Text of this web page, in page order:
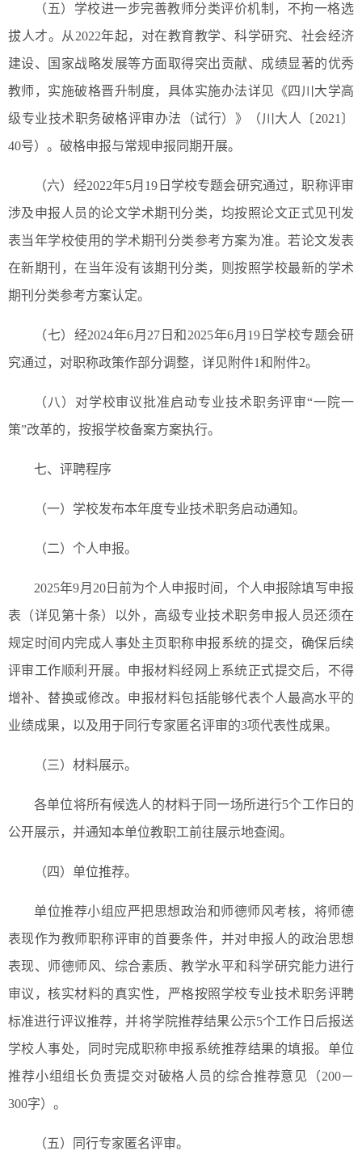
（五）学校进一步完善教师分类评价机制，不拘一格选
拔人才。从2022年起，对在教育教学、科学研究、社会经济
建设、国家战略发展等方面取得突出贡献、成绩显著的优秀
教师，实施破格晋升制度，具体实施办法详见《四川大学高
级专业技术职务破格评审办法（试行）》（川大人〔2021〕
40号）。破格申报与常规申报同期开展。
（六）经2022年5月19日学校专题会研究通过，职称评审
涉及申报人员的论文学术期刊分类，均按照论文正式见刊发
表当年学校使用的学术期刊分类参考方案为准。若论文发表
在新期刊，在当年没有该期刊分类，则按照学校最新的学术
期刊分类参考方案认定。
（七）经2024年6月27日和2025年6月19日学校专题会研
究通过，对职称政策作部分调整，详见附件1和附件2。
（八）对学校审议批准启动专业技术职务评审“一院一
策”改革的，按报学校备案方案执行。
七、评聘程序
（一）学校发布本年度专业技术职务启动通知。
（二）个人申报。
2025年9月20日前为个人申报时间，个人申报除填写申报
表（详见第十条）以外，高级专业技术职务申报人员还须在
规定时间内完成人事处主页职称申报系统的提交，确保后续
评审工作顺利开展。申报材料经网上系统正式提交后，不得
增补、替换或修改。申报材料包括能够代表个人最高水平的
业绩成果，以及用于同行专家匿名评审的3项代表性成果。
（三）材料展示。
各单位将所有候选人的材料于同一场所进行5个工作日的
公开展示，并通知本单位教职工前往展示地查阅。
（四）单位推荐。
单位推荐小组应严把思想政治和师德师风考核，将师德
表现作为教师职称评审的首要条件，并对申报人的政治思想
表现、师德师风、综合素质、教学水平和科学研究能力进行
审议，核实材料的真实性，严格按照学校专业技术职务评聘
标准进行评议推荐，并将学院推荐结果公示5个工作日后报送
学校人事处，同时完成职称申报系统推荐结果的填报。单位
推荐小组组长负责提交对破格人员的综合推荐意见（200－
300字）。
（五）同行专家匿名评审。